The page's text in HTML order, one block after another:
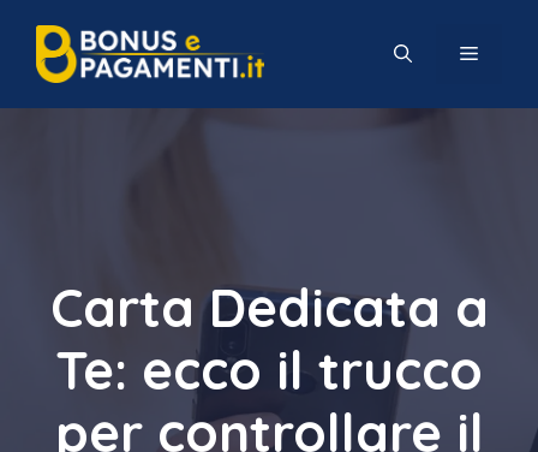
contenuto
MENU
Carta Dedicata a
Te: ecco il trucco
per controllare il